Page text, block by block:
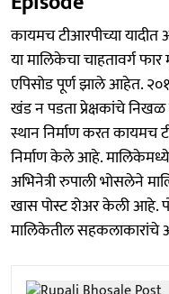
कायमच टीआरपीच्या
या मालिकेचा चाहतावर्ग
एपिसोड पूर्ण झाले आहेत.
खंड न पडता प्रेक्षकांचे
स्थान निर्माण करत कायमच
निर्माण केले आहे. मालिकेमध्ये
अभिनेत्री रुपाली भोसलेने
खास पोस्ट शेअर केली आहे.
मालिकेतील